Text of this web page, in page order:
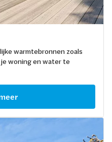
warmtebronnen zoals
woning en water te